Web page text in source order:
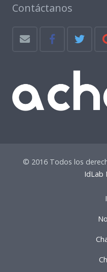
Contáctanos
© 2016 Todos los
IdLab